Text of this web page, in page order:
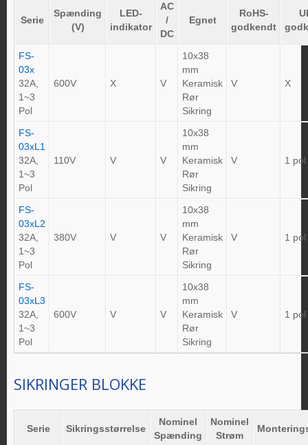
Serie
Spænding
(V)
LED-
indikator
AC
/
DC
Egnet
RoHS-
godkendt
FS-
03x
32A,
1~3
Pol
600V X V
10x38
mm
Keramisk
Rør
Sikring
V X
FS-
03xL1
32A,
1~3
Pol
110V V V
10x38
mm
Keramisk
Rør
Sikring
V 1 pol
FS-
03xL2
32A,
1~3
Pol
380V V V
10x38
mm
Keramisk
Rør
Sikring
V 1 pol
FS-
03xL3
32A,
1~3
Pol
600V V V
10x38
mm
Keramisk
Rør
Sikring
V 1 pol
SIKRINGER BLOKKE
Serie Sikringsstørrelse
Nominel
Spænding
Nominel
Strøm